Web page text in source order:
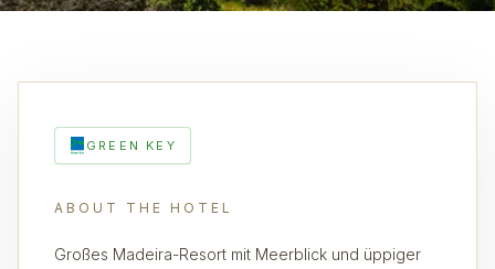
GREEN KEY
ABOUT THE HOTEL
Großes Madeira-Resort mit Meerblick und üppiger